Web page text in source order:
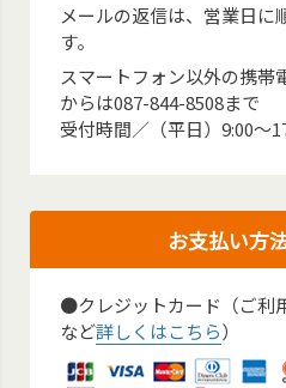
メールの返信は、営業日に
す。
スマートフォン以外の携
からは087-844-8508まで
受付時間／（平日）9:00～
お支払い方
●クレジットカード（ご利
など詳しくはこちら）